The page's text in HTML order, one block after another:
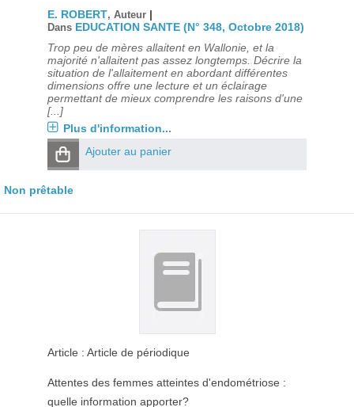
E. ROBERT, Auteur |
Dans EDUCATION SANTE (N° 348, Octobre 2018)
Trop peu de mères allaitent en Wallonie, et la
majorité n'allaitent pas assez longtemps. Décrire la
situation de l'allaitement en abordant différentes
dimensions offre une lecture et un éclairage
permettant de mieux comprendre les raisons d'une
[...]
Plus d'information...
Ajouter au panier
Non prêtable
Article : Article de périodique
Attentes des femmes atteintes d'endométriose :
quelle information apporter?